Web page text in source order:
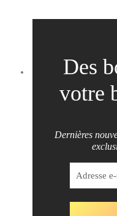
Des
votre
Dernières